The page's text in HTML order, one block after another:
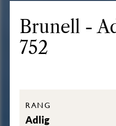
Brunell -
752
RANG
Adlig